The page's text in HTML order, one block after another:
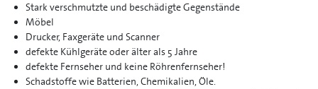
Stark verschmutzte und beschädigte Gegenstände
Möbel
Drucker, Faxgeräte und Scanner
defekte Kühlgeräte oder älter als 5 Jahre
defekte Fernseher und keine Röhrenfernseher!
Schadstoffe wie Batterien, Chemikalien, Öle.